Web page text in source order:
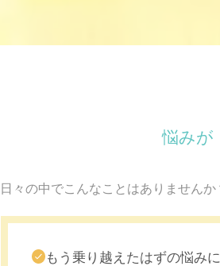
悩みが
日々の中でこんなことはありませんか
もう乗り越えたはずの悩み